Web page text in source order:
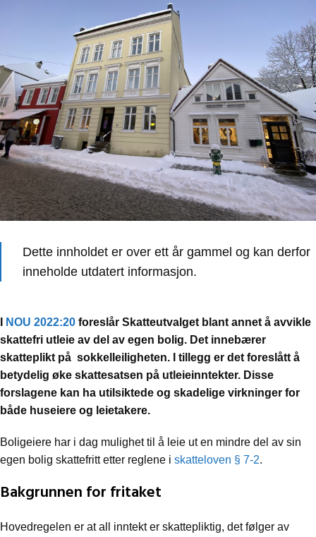
Dette innholdet er over ett år gammel og kan derfor
inneholde utdatert informasjon.
NOU 2022:20 foreslår Skatteutvalget blant annet å avvikle
skattefri utleie av del av egen bolig. Det innebærer
skatteplikt på sokkelleiligheten. I tillegg er det foreslått å
betydelig øke skattesatsen på utleieinntekter. Disse
forslagene kan ha utilsiktede og skadelige virkninger for
både huseiere og leietakere.
Boligeiere har i dag mulighet til å leie ut en mindre del av sin
egen bolig skattefritt etter reglene i skatteloven § 7-2.
Bakgrunnen for fritaket
Hovedregelen er at all inntekt er skattepliktig, det følger av